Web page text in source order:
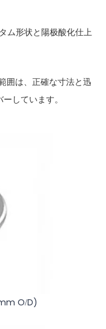
ム形状と陽极酸化仕上
囲は、正確な寸法と迅
しています。
O/D)